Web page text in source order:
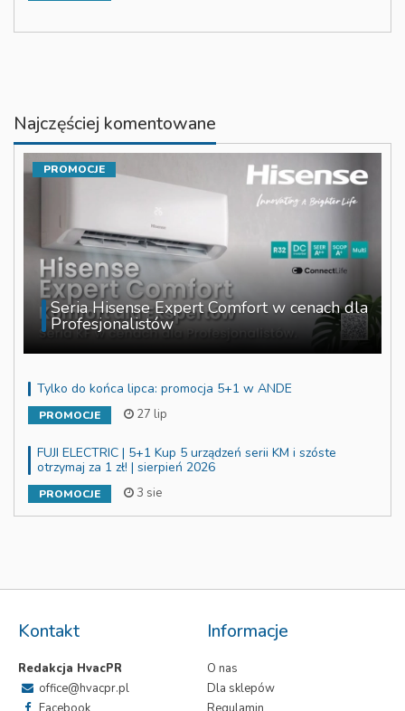
Najczęściej komentowane
Seria Hisense Expert Comfort w cenach dla
Profesjonalistów
PROMOCJE
Tylko do końca lipca: promocja 5+1 w ANDE
PROMOCJE 27 lip
FUJI ELECTRIC | 5+1 Kup 5 urządzeń serii KM i szóste
otrzymaj za 1 zł! | sierpień 2026
PROMOCJE 3 sie
Kontakt
Redakcja HvacPR
office@hvacpr.pl
Informacje
O nas
Dla sklepów